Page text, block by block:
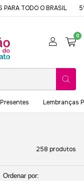
5% OFF NO PIX
0
Presentes Lembranças
258 produtos
Ordenar por: